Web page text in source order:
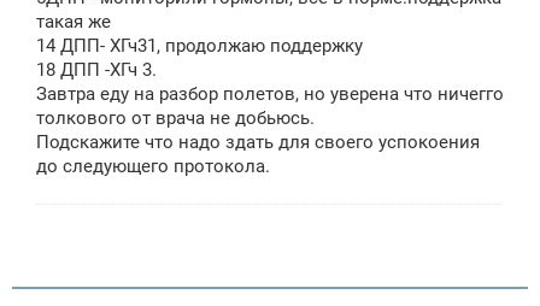
такая же
14 ДПП- ХГч31, продолжаю поддержку
18 ДПП -ХГч 3.
Завтра еду на разбор полетов, но уверена что ничегго
толкового от врача не добьюсь.
Подскажите что надо здать для своего успокоения
до следующего протокола.